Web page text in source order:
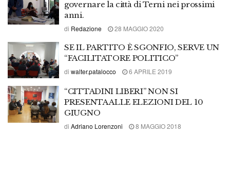
governare la città di Terni nei prossimi
anni.
di Redazione 28 MAGGIO 2020
SE IL PARTITO È SGONFIO, SERVE UN
“FACILITATORE POLITICO”
di walter.patalocco 6 APRILE 2019
“CITTADINI LIBERI” NON SI
PRESENTA ALLE ELEZIONI DEL 10
GIUGNO
di Adriano Lorenzoni 8 MAGGIO 2018